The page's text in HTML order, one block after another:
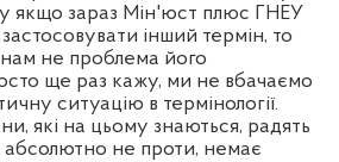
якщо зараз Мін'юст плюс ГНЕУ
інший термін, то
не проблема його
ще раз кажу, ми не вбачаємо
ситуацію в термінології.
які на цьому знаються, радять
абсолютно не проти, немає